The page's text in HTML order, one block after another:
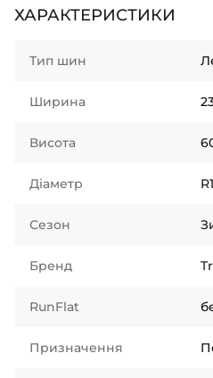
ХАРАКТЕРИСТИКИ
Тип шин
Ширина
Висота
Діаметр
Сезон
Бренд
RunFlat
Призначення